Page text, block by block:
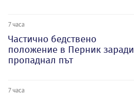
7 часа
Частично бедствено
положение в Перник заради
пропаднал път
7 часа